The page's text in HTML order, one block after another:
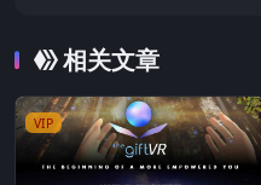
相关文章
VIP